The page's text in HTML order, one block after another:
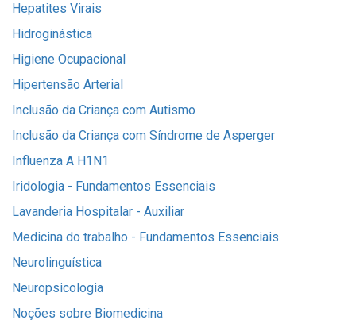
Hepatites Virais
Hidroginástica
Higiene Ocupacional
Hipertensão Arterial
Inclusão da Criança com Autismo
Inclusão da Criança com Síndrome de Asperger
Influenza A H1N1
Iridologia - Fundamentos Essenciais
Lavanderia Hospitalar - Auxiliar
Medicina do trabalho - Fundamentos Essenciais
Neurolinguística
Neuropsicologia
Noções sobre Biomedicina